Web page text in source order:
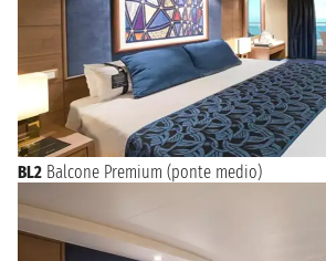
BL2 Balcone Premium (ponte medio)